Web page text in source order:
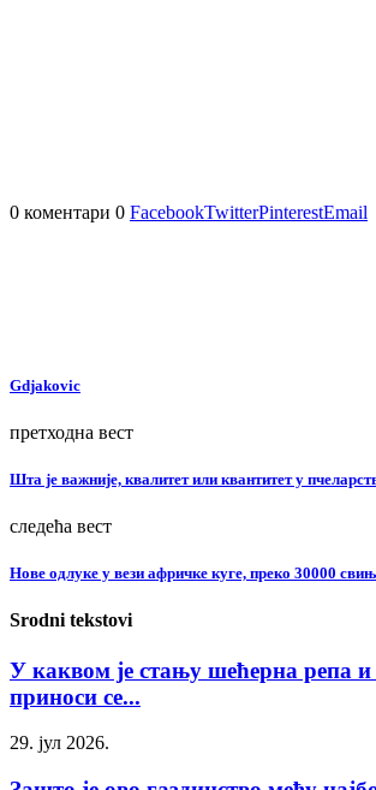
0 коментари 0 FacebookTwitterPinterestEmail
Gdjakovic
претходна вест
Шта је важније, квалитет или квантитет у
следећа вест
Нове одлуке у вези афричке куге, преко 30000
Srodni tekstovi
У каквом је стању шећерна репа
приноси се...
29. јул 2026.